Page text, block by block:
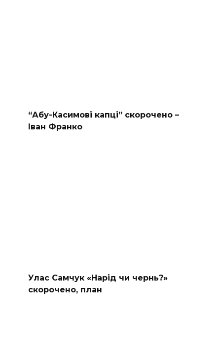
“Абу-Касимові капці” скорочено –
Іван Франко
Улас Самчук «Нарід чи чернь?»
скорочено, план